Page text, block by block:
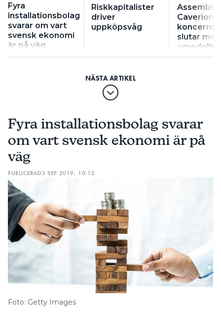
Fyra
installationsbolag
svarar om vart
svensk ekonomi
är på väg
Riskkapitalister
driver
uppköpsvåg
Assemblin
Caverions
slutar med
verkan
Fyra installationsbolag svarar
om vart svensk ekonomi är på
väg
PUBLICERAD3 SEP 2019, 10:12
Foto: Getty Images